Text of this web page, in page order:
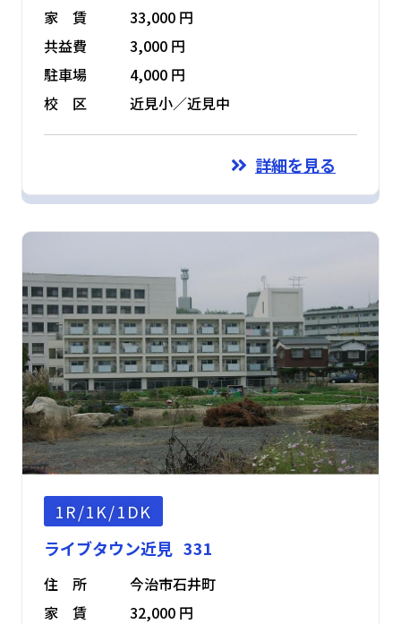
家 賃
33,000 円
共益費
3,000 円
駐車場
4,000 円
校 区
近見小／近見中
詳細を見る
1R/1K/1DK
ライブタウン近見 331
住 所
今治市石井町
家 賃
32,000 円